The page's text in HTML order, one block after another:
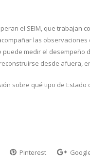
el SEIM, que trabajan
las
puede medir el
desde afuera,
sobre qué tipo de
Pinterest